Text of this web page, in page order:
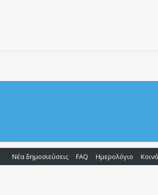
Νέα δημοσιεύσεις FAQ Ημερολόγιο